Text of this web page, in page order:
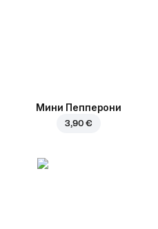
Мини Пепперони
3,90 €